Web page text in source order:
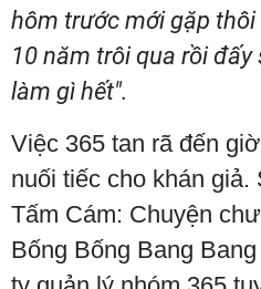
hôm trước mới gặp thôi
10 năm trôi qua rồi
làm gì hết".
Việc 365 tan rã đến
nuối tiếc cho khán giả.
Tấm Cám: Chuyện
Bống Bống Bang